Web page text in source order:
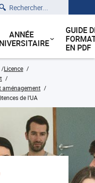
ANNÉE
GUIDE
EN PDF
Licence
aménagement
de l'UA